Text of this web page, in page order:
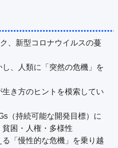
、新型コロナウイルスの蔓
、人類に「突然の危機」を
き方のヒントを模索してい
（持続可能な開発目標）に
困・人権・多様性
「慢性的な危機」を乗り越